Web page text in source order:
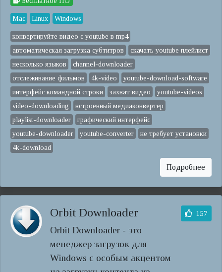
Mac Linux Windows
конвертируйте видео с youtube в mp4
автоматическая загрузка субтитров
скачать youtube плейлист
несколько языков
channel-downloader
отслеживание фильмов
4k-video
youtube-download-software
интерфейс командной строки
захват видео
youtube-videos
video-downloading
встроенный медиаконвертер
playlist-downloader
графический интерфейс
youtube-downloader
youtube-converter
не требует установки
4k-download
Подробнее
Orbit Downloader
Orbit Downloader - это
менеджер загрузок для
Windows с особым акцентом
157